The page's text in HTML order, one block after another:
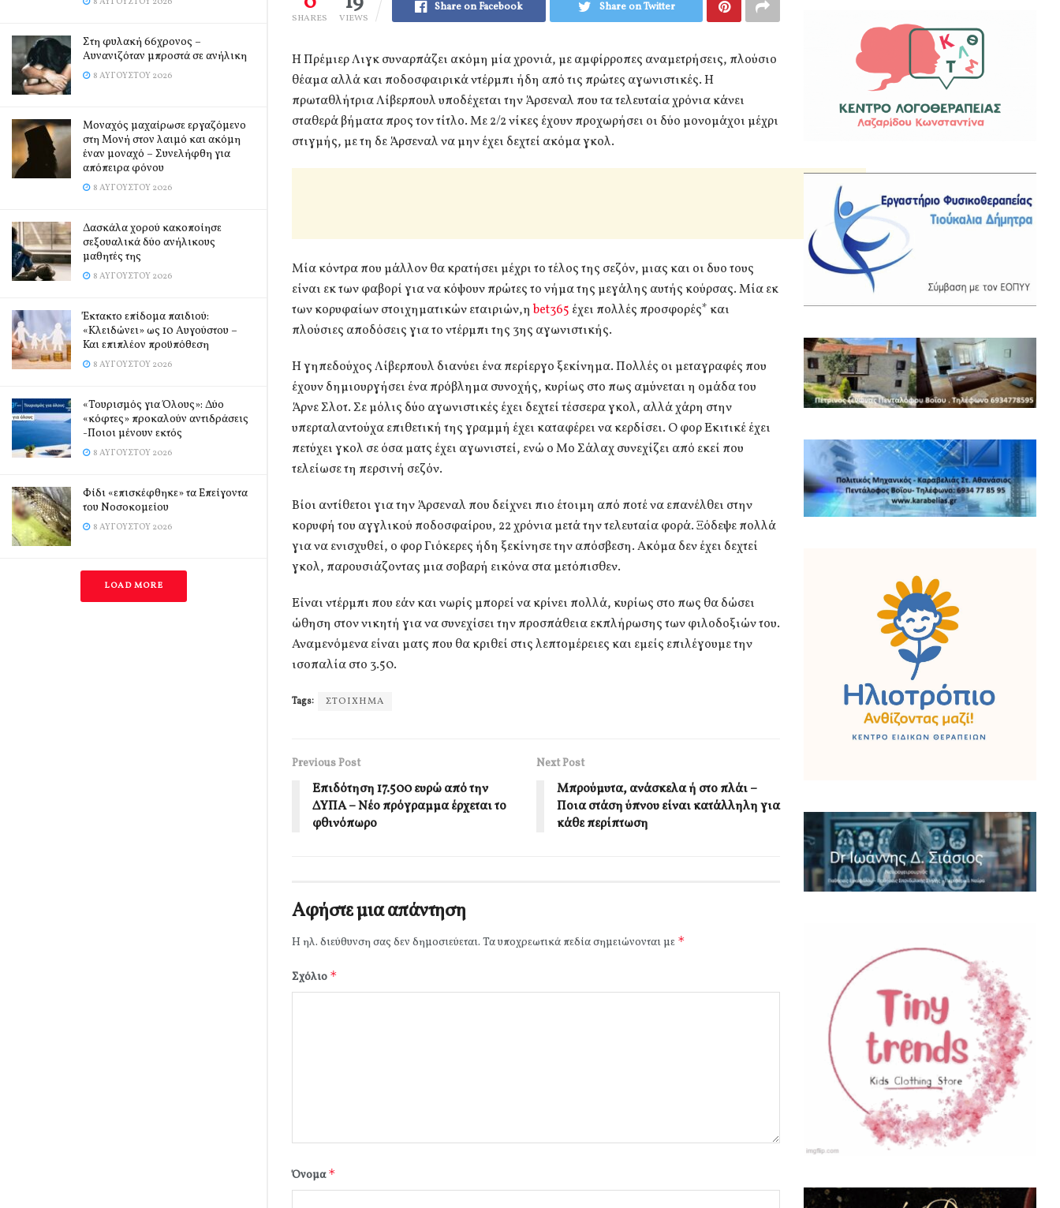
Στη φυλακή 66χρονος –
Αυνανιζόταν μπροστά σε ανήλικη
8 ΑΥΓΟΎΣΤΟΥ 2026
Μοναχός μαχαίρωσε εργαζόμενο
στη Μονή στον λαιμό και ακόμη
έναν μοναχό – Συνελήφθη για
απόπειρα φόνου
8 ΑΥΓΟΎΣΤΟΥ 2026
Δασκάλα χορού κακοποίησε
σεξουαλικά δύο ανήλικους
μαθητές της
8 ΑΥΓΟΎΣΤΟΥ 2026
Έκτακτο επίδομα παιδιού:
«Κλειδώνει» ως 10 Αυγούστου –
Και επιπλέον προϋπόθεση
8 ΑΥΓΟΎΣΤΟΥ 2026
«Τουρισμός για Όλους»: Δύο
«κόφτες» προκαλούν αντιδράσεις
-Ποιοι μένουν εκτός
8 ΑΥΓΟΎΣΤΟΥ 2026
Φίδι «επισκέφθηκε» τα Επείγοντα
του Νοσοκομείου
8 ΑΥΓΟΎΣΤΟΥ 2026
LOAD MORE
SHARES VIEWS
Share on Facebook Share on Twitter
Η Πρέμιερ Λιγκ συναρπάζει ακόμη μία χρονιά, με αμφίρροπες αναμετρήσεις, πλούσιο
θέαμα αλλά και ποδοσφαιρικά ντέρμπι ήδη από τις πρώτες αγωνιστικές. Η
πρωταθλήτρια Λίβερπουλ υποδέχεται την Άρσεναλ που τα τελευταία χρόνια κάνει
σταθερά βήματα προς τον τίτλο. Με 2/2 νίκες έχουν προχωρήσει οι δύο μονομάχοι μέχρι
στιγμής, με τη δε Άρσεναλ να μην έχει δεχτεί ακόμα γκολ.
Μία κόντρα που μάλλον θα κρατήσει μέχρι το τέλος της σεζόν, μιας και οι δυο τους
είναι εκ των φαβορί για να κόψουν πρώτες το νήμα της μεγάλης αυτής κούρσας. Μία εκ
των κορυφαίων στοιχηματικών εταιριών,ηbet365 έχει πολλές προσφορές* και
πλούσιες αποδόσεις για το ντέρμπι της 3ης αγωνιστικής.
Η γηπεδούχος Λίβερπουλ διανύει ένα περίεργο ξεκίνημα. Πολλές οι μεταγραφές που
έχουν δημιουργήσει ένα πρόβλημα συνοχής, κυρίως στο πως αμύνεται η ομάδα του
Άρνε Σλοτ. Σε μόλις δύο αγωνιστικές έχει δεχτεί τέσσερα γκολ, αλλά χάρη στην
υπερταλαντούχα επιθετική της γραμμή έχει καταφέρει να κερδίσει. Ο φορ Εκιτικέ έχει
πετύχει γκολ σε όσα ματς έχει αγωνιστεί, ενώ ο Μο Σάλαχ συνεχίζει από εκεί που
τελείωσε τη περσινή σεζόν.
Βίοι αντίθετοι για την Άρσεναλ που δείχνει πιο έτοιμη από ποτέ να επανέλθει στην
κορυφή του αγγλικού ποδοσφαίρου, 22 χρόνια μετά την τελευταία φορά. Ξόδεψε πολλά
για να ενισχυθεί, ο φορ Γιόκερες ήδη ξεκίνησε την απόσβεση. Ακόμα δεν έχει δεχτεί
γκολ, παρουσιάζοντας μια σοβαρή εικόνα στα μετόπισθεν.
Είναι ντέρμπι που εάν και νωρίς μπορεί να κρίνει πολλά, κυρίως στο πως θα δώσει
ώθηση στον νικητή για να συνεχίσει την προσπάθεια εκπλήρωσης των φιλοδοξιών του.
Αναμενόμενα είναι ματς που θα κριθεί στις λεπτομέρειες και εμείς επιλέγουμε την
ισοπαλία στο 3.50.
Tags: ΣΤΟΙΧΗΜΑ
Previous Post
Επιδότηση 17.500 ευρώ από την
ΔΥΠΑ – Νέο πρόγραμμα έρχεται το
φθινόπωρο
Next Post
Μπρούμυτα, ανάσκελα ή στο πλάι –
Ποια στάση ύπνου είναι κατάλληλη για
κάθε περίπτωση
Αφήστε μια απάντηση
Η ηλ. διεύθυνση σας δεν δημοσιεύεται. Τα υποχρεωτικά πεδία σημειώνονται με *
Σχόλιο *
Όνομα*